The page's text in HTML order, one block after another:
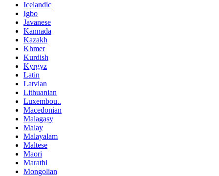
Icelandic
Igbo
Javanese
Kannada
Kazakh
Khmer
Kurdish
Kyrgyz
Latin
Latvian
Lithuanian
Luxembou..
Macedonian
Malagasy
Malay
Malayalam
Maltese
Maori
Marathi
Mongolian